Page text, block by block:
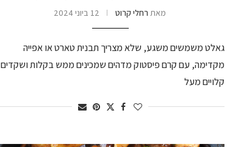
מאת רחלי קרוט 12 ביוני 2024
גאלט משמשים משגע, שלא מצריך תבנית טארט או אפייה
מקדימה, עם קרם פיסטוק מדהים שמכינים ממש בקלות ושקדים
קלויים מעל